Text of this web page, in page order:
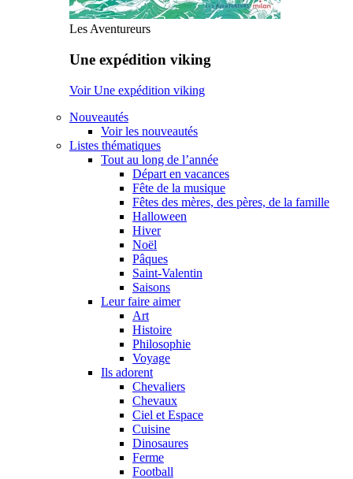
Les Aventureurs
Une expédition viking
Voir Une expédition viking
Nouveautés
Voir les nouveautés
Listes thématiques
Tout au long de l’année
Départ en vacances
Fête de la musique
Fêtes des mères, des pères, de la famille
Halloween
Hiver
Noël
Pâques
Saint-Valentin
Saisons
Leur faire aimer
Art
Histoire
Philosophie
Voyage
Ils adorent
Chevaliers
Chevaux
Ciel et Espace
Cuisine
Dinosaures
Ferme
Football